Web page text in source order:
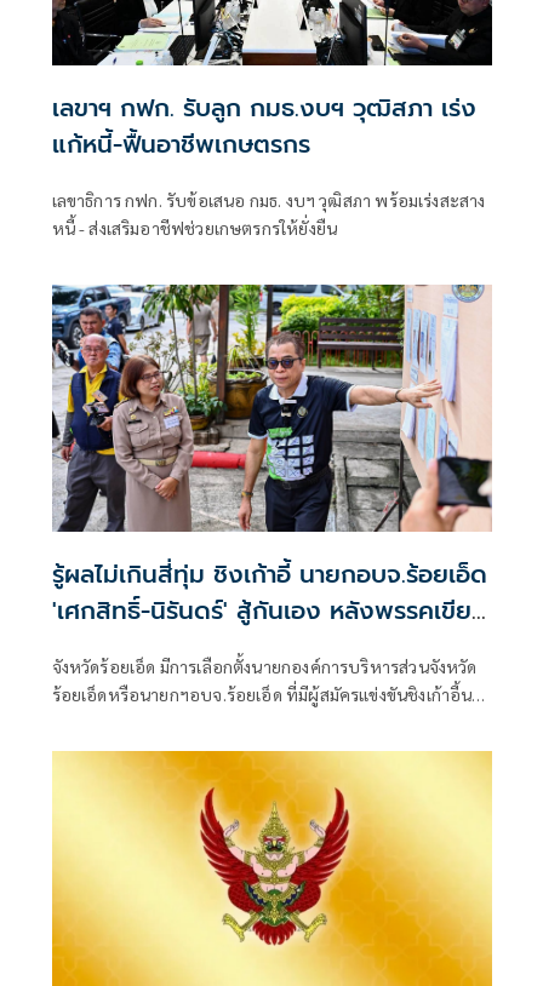
เลขาฯ กฟก. รับลูก กมธ.งบฯ วุฒิสภา เร่ง
แก้หนี้-ฟื้นอาชีพเกษตรกร
เลขาธิการ กฟก. รับข้อเสนอ กมธ. งบฯ วุฒิสภา พร้อมเร่งสะสาง
หนี้ - ส่งเสริมอาชีฟช่วยเกษตรกรให้ยั่งยืน
รู้ผลไม่เกินสี่ทุ่ม ชิงเก้าอี้ นายกอบจ.ร้อยเอ็ด
'เศกสิทธิ์-นิรันดร์' สู้กันเอง หลังพรรคเขียว
จังหวัดร้อยเอ็ด มีการเลือกตั้งนายกองค์การบริหารส่วนจังหวัด
ร้อยเอ็ดหรือนายกฯอบจ.ร้อยเอ็ด ที่มีผู้สมัครแข่งขันชิงเก้าอี้นา